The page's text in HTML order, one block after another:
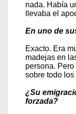
nada. Había
llevaba el
En uno de
Exacto. Era
madejas en
persona.
sobre todo
¿Su
forzada?